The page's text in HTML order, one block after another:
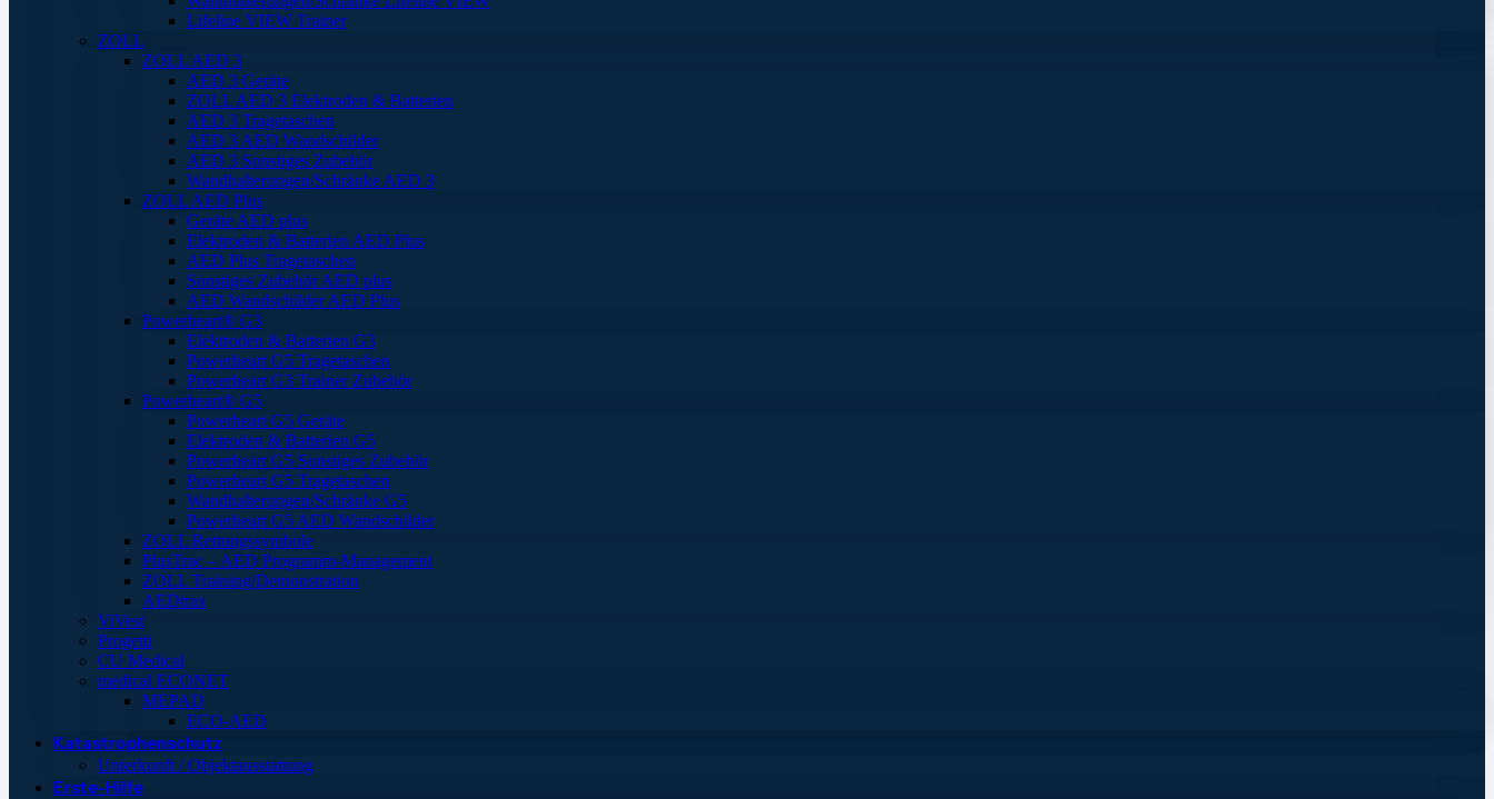
Lifeline VIEW Trainer
ZOLL
ZOLL AED 3
AED 3 Geräte
ZOLL AED 3 Elektroden & Batterien
AED 3 Tragetaschen
AED 3 AED Wandschilder
AED 3 Sonstiges Zubehör
Wandhalterungen/Schränke AED 3
ZOLL AED Plus
Geräte AED plus
Elektroden & Batterien AED Plus
AED Plus Tragetaschen
Sonstiges Zubehör AED plus
AED Wandschilder AED Plus
Powerheart® G3
Elektroden & Batterien G3
Powerheart G5 Tragetaschen
Powerheart G3 Trainer Zubehör
Powerheart® G5
Powerheart G5 Geräte
Elektroden & Batterien G5
Powerheart G5 Sonstiges Zubehör
Powerheart G5 Tragetaschen
Wandhalterungen/Schränke G5
Powerheart G5 AED Wandschilder
ZOLL Rettungssymbole
PlusTrac – AED Programm-Management
ZOLL Training/Demonstration
AEDtrax
ViVest
Progetti
CU Medical
medical ECONET
MEPAD
ECO-AED
Katastrophenschutz
Unterkunft / Objektausstattung
Erste-Hilfe